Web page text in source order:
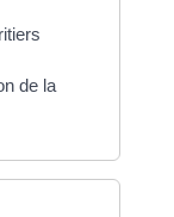
de la